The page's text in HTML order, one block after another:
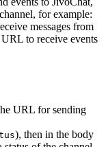
for example:
messages from
to receive events
URL for sending
), then in the body